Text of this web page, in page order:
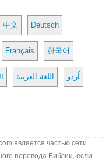
中文 Deutsch
Français 한국어
اللغة العربية اُردو
является частью сети
перевода Библии, если